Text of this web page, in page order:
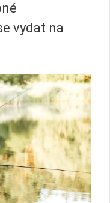
vydat na